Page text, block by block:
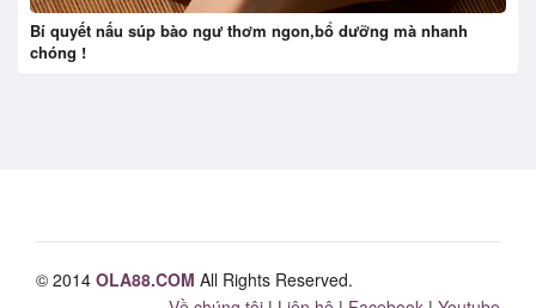
Bí quyết nấu súp bào ngư thơm ngon,bổ dưỡng mà nhanh
chóng !
© 2014 OLA88.COM All Rights Reserved.